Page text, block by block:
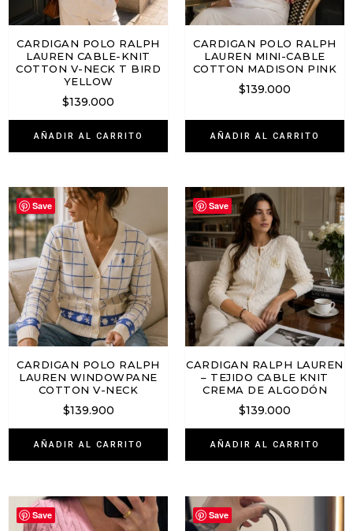
CARDIGAN POLO RALPH
LAUREN CABLE-KNIT
COTTON V-NECK T BIRD
YELLOW
$139.000
AÑADIR AL CARRITO
CARDIGAN POLO RALPH
LAUREN MINI-CABLE
COTTON MADISON PINK
$139.000
AÑADIR AL CARRITO
Save
CARDIGAN POLO RALPH
LAUREN WINDOWPANE
COTTON V-NECK
$139.900
AÑADIR AL CARRITO
Save
CARDIGAN RALPH LAUREN
– TEJIDO CABLE KNIT
CREMA DE ALGODÓN
$139.000
AÑADIR AL CARRITO
Save Save